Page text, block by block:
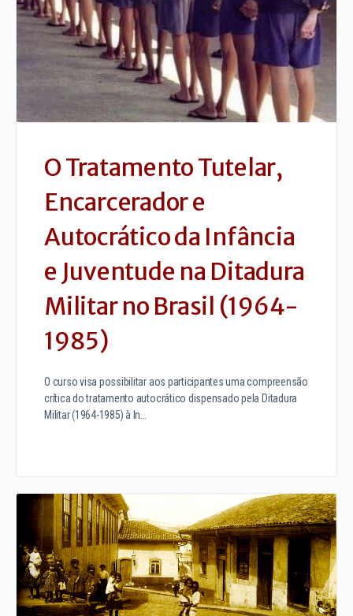
O Tratamento Tutelar,
Encarcerador e
Autocrático da Infância
e Juventude na Ditadura
Militar no Brasil (1964-
1985)
O curso visa possibilitar aos participantes uma compreensão
crítica do tratamento autocrático dispensado pela Ditadura
Militar (1964-1985) à In…